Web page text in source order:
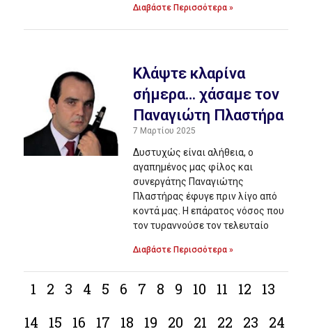
Διαβάστε Περισσότερα »
Κλάψτε κλαρίνα
σήμερα… χάσαμε τον
Παναγιώτη Πλαστήρα
7 Μαρτίου 2025
Δυστυχώς είναι αλήθεια, ο
αγαπημένος μας φίλος και
συνεργάτης Παναγιώτης
Πλαστήρας έφυγε πριν λίγο από
κοντά μας. Η επάρατος νόσος που
τον τυραννούσε τον τελευταίο
Διαβάστε Περισσότερα »
1 2 3 4 5 6 7 8 9 10 11 12
13
14
15 16 17 18 19 20 21 22 23
24